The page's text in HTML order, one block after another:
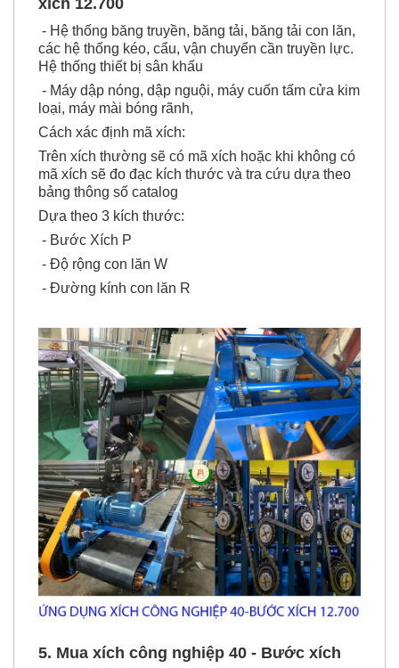
- Hệ thống băng truyền, băng tải, băng tải con lăn,
các hệ thống kéo, cẩu, vận chuyển cần truyền lực.
Hệ thống thiết bị sân khấu
- Máy dập nóng, dập nguội, máy cuốn tấm cửa kim
loại, máy mài bóng rãnh,
Cách xác định mã xích:
Trên xích thường sẽ có mã xích hoặc khi không có
mã xích sẽ đo đạc kích thước và tra cứu dựa theo
bảng thông số catalog
Dựa theo 3 kích thước:
- Bước Xích P
- Độ rộng con lăn W
- Đường kính con lăn R
5. Mua xích công nghiệp 40 - Bước xích